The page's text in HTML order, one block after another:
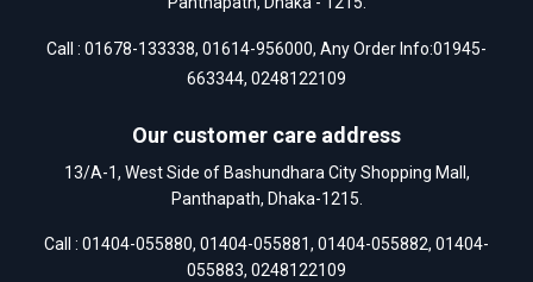
Call : 01678-133338, 01614-956000, Any Order Info:01945-
663344, 0248122109
Our customer care address
13/A-1, West Side of Bashundhara City Shopping Mall,
Panthapath, Dhaka-1215.
Call : 01404-055880, 01404-055881, 01404-055882, 01404-
055883, 0248122109